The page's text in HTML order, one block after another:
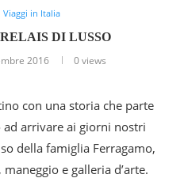
Viaggi in Italia
DI LUSSO
2016 0 views
con una storia che parte
arrivare ai giorni nostri
della famiglia Ferragamo,
e galleria d’arte.